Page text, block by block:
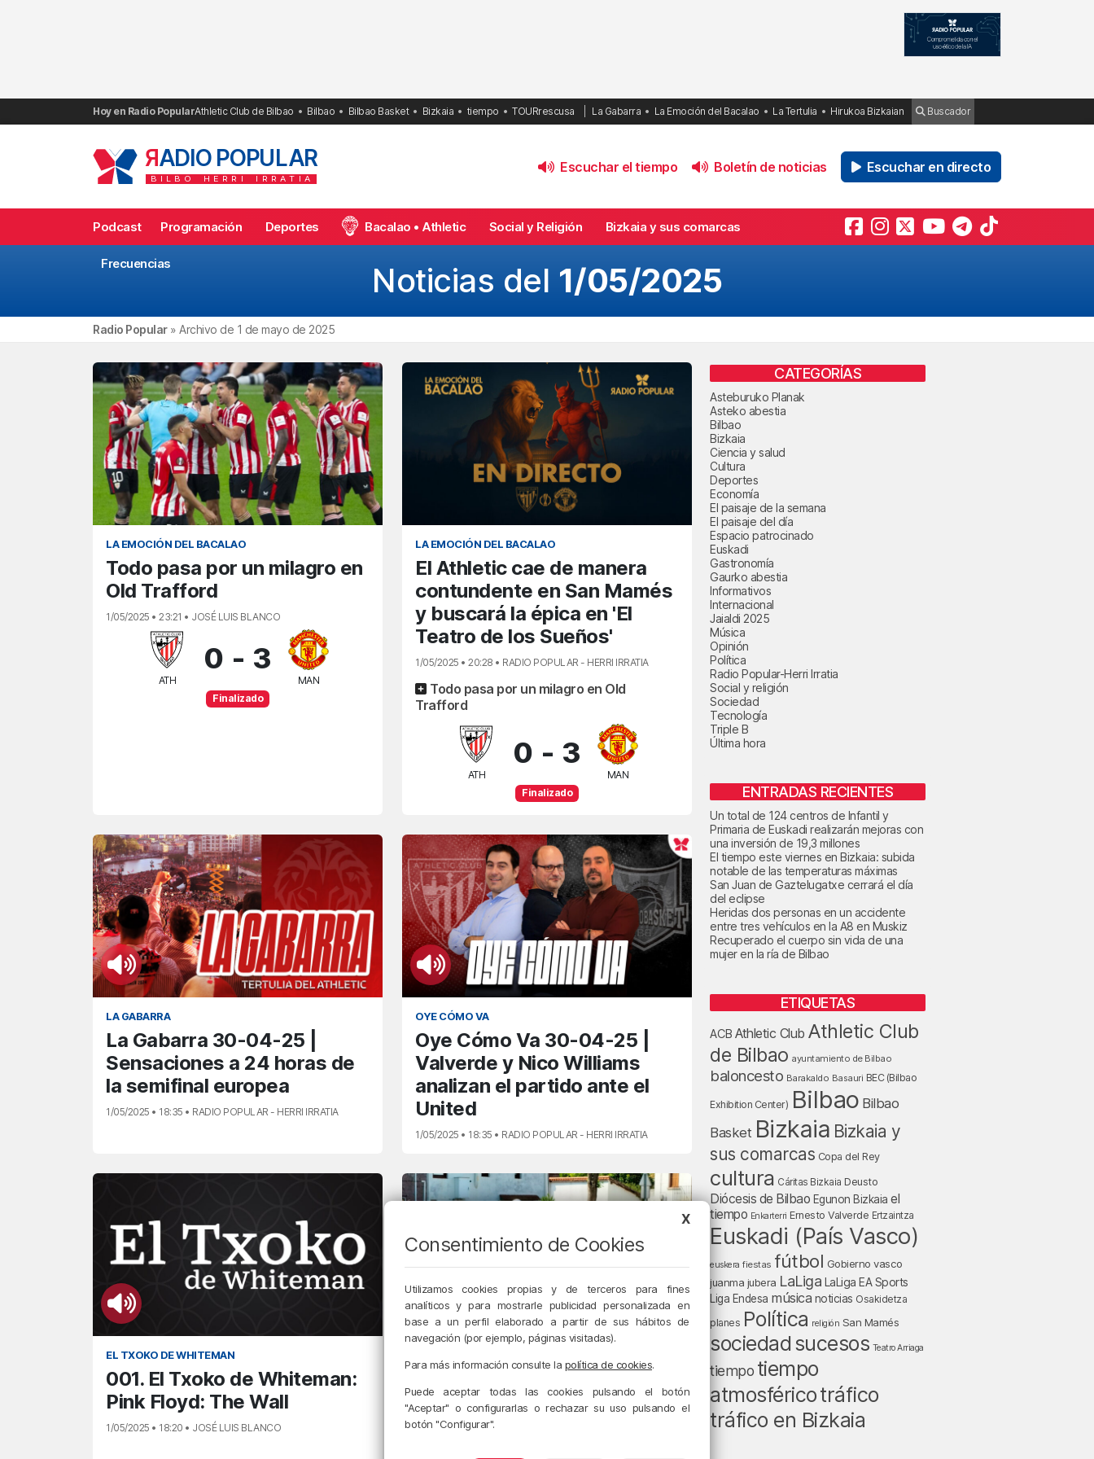
Hoy en Radio PopularAthletic Club de Bilbao Bilbao Bilbao Basket Bizkaia tiempo TOURrescusa La Gabarra La Emoción del Bacalao La Tertulia Hirukoa Bizkaian Buscador
RADIO POPULAR
BILBO HERRI IRRATIA
Escuchar el tiempo Boletín de noticias Escuchar en directo
Podcast Programación Deportes Bacalao • Athletic Social y Religión Bizkaia y sus comarcas
Frecuencias Noticias del 1/05/2025
Radio Popular» Archivo de 1 de mayo de 2025
LA EMOCIÓN DEL BACALAO
Todo pasa por un milagro en
Old Trafford
1/05/2025 • 23:21 • JOSÉ LUIS BLANCO
ATH
0 - 3
MAN
Finalizado
LA EMOCIÓN DEL BACALAO
El Athletic cae de manera
contundente en San Mamés
y buscará la épica en 'El
Teatro de los Sueños'
1/05/2025 • 20:28 • RADIO POPULAR - HERRI IRRATIA
Todo pasa por un milagro en Old
Trafford
ATH
0 - 3
MAN
Finalizado
LA GABARRA
La Gabarra 30-04-25 |
Sensaciones a 24 horas de
la semifinal europea
1/05/2025 • 18:35 • RADIO POPULAR - HERRI IRRATIA
OYE CÓMO VA
Oye Cómo Va 30-04-25 |
Valverde y Nico Williams
analizan el partido ante el
United
1/05/2025 • 18:35 • RADIO POPULAR - HERRI IRRATIA
EL TXOKO DE WHITEMAN
001. El Txoko de Whiteman:
Pink Floyd: The Wall
1/05/2025 • 18:20 • JOSÉ LUIS BLANCO
Este fin de semana: FANT,
Romería de Sanfuentes y
mucho más
CATEGORÍAS
Asteburuko Planak
Asteko abestia
Bilbao
Bizkaia
Ciencia y salud
Cultura
Deportes
Economía
El paisaje de la semana
El paisaje del día
Espacio patrocinado
Euskadi
Gastronomía
Gaurko abestia
Informativos
Internacional
Jaialdi 2025
Música
Opinión
Política
Radio Popular-Herri Irratia
Social y religión
Sociedad
Tecnología
Triple B
Última hora
ENTRADAS RECIENTES
Un total de 124 centros de Infantil y
Primaria de Euskadi realizarán mejoras con
una inversión de 19,3 millones
El tiempo este viernes en Bizkaia: subida
notable de las temperaturas máximas
San Juan de Gaztelugatxe cerrará el día
del eclipse
Heridas dos personas en un accidente
entre tres vehículos en la A8 en Muskiz
Recuperado el cuerpo sin vida de una
mujer en la ría de Bilbao
ETIQUETAS
ACB Athletic Club Athletic Club
de Bilbao ayuntamiento de Bilbao
baloncesto Barakaldo Basauri BEC (Bilbao
Exhibition Center) Bilbao Bilbao
Basket Bizkaia Bizkaia y
sus comarcas Copa del Rey
cultura Cáritas Bizkaia Deusto
Diócesis de Bilbao Egunon Bizkaia el
tiempo Enkarterri Ernesto Valverde Ertzaintza
Euskadi (País Vasco)
euskera fiestas fútbol Gobierno vasco
juanma jubera LaLiga LaLiga EA Sports
Liga Endesa música noticias Osakidetza
planes Política religión San Mamés
sociedad sucesos Teatro Arriaga
tiempo tiempo
atmosféricotráfico
tráfico en Bizkaia
X
Consentimiento de Cookies
Utilizamos cookies propias y de terceros para fines
analíticos y para mostrarle publicidad personalizada en
base a un perfil elaborado a partir de sus hábitos de
navegación (por ejemplo, páginas visitadas).
Para más información consulte la política de cookies.
Puede aceptar todas las cookies pulsando el botón
"Aceptar" o configurarlas o rechazar su uso pulsando el
botón "Configurar".